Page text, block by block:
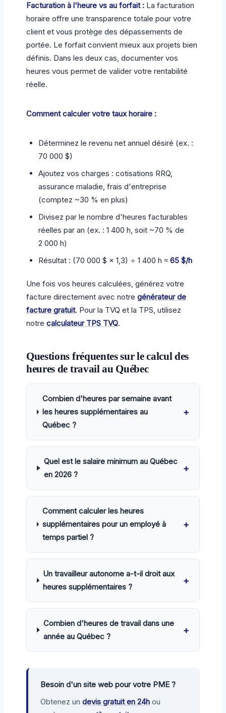
Facturation à l'heure vs au forfait : La facturation
horaire offre une transparence totale pour votre
client et vous protège des dépassements de
portée. Le forfait convient mieux aux projets bien
définis. Dans les deux cas, documenter vos
heures vous permet de valider votre rentabilité
réelle.
Comment calculer votre taux horaire :
Déterminez le revenu net annuel désiré (ex. :
70 000 $)
Ajoutez vos charges : cotisations RRQ,
assurance maladie, frais d'entreprise
(comptez ~30 % en plus)
Divisez par le nombre d'heures facturables
réelles par an (ex. : 1 400 h, soit ~70 % de
2 000 h)
Résultat : (70 000 $ × 1,3) ÷ 1 400 h ≈ 65 $/h
Une fois vos heures calculées, générez votre
facture directement avec notre générateur de
facture gratuit. Pour la TVQ et la TPS, utilisez
notre calculateur TPS TVQ.
Questions fréquentes sur le calcul des
heures de travail au Québec
Combien d'heures par semaine avant
les heures supplémentaires au
Québec ?
+
Quel est le salaire minimum au Québec
en 2026 ?
+
Comment calculer les heures
supplémentaires pour un employé à
temps partiel ?
+
Un travailleur autonome a-t-il droit aux
heures supplémentaires ?
+
Combien d'heures de travail dans une
année au Québec ?
+
Besoin d'un site web pour votre PME ?
Obtenez un devis gratuit en 24h ou